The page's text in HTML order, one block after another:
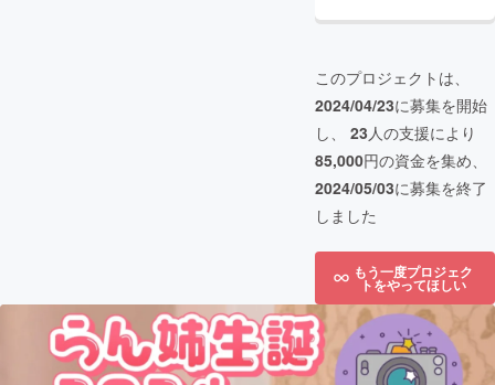
このプロジェクトは、
2024/04/23に募集を開始
し、 23人の支援により
85,000円の資金を集め、
2024/05/03に募集を終了
しました
もう一度プロジェク
トをやってほしい